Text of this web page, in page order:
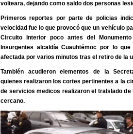
volteara, dejando como saldo dos personas
Primeros reportes por parte de policias
velocidad fue lo que provocó que un vehículo
Circuito Interior poco antes del
Insurgentes alcaldía Cuauhtémoc por lo
afectada por varios minutos tras el retiro de la
También acudieron elementos de la
quienes realizaron los cortes pertinentes a la
de servicios medicos realizaron el tralslado
cercano.